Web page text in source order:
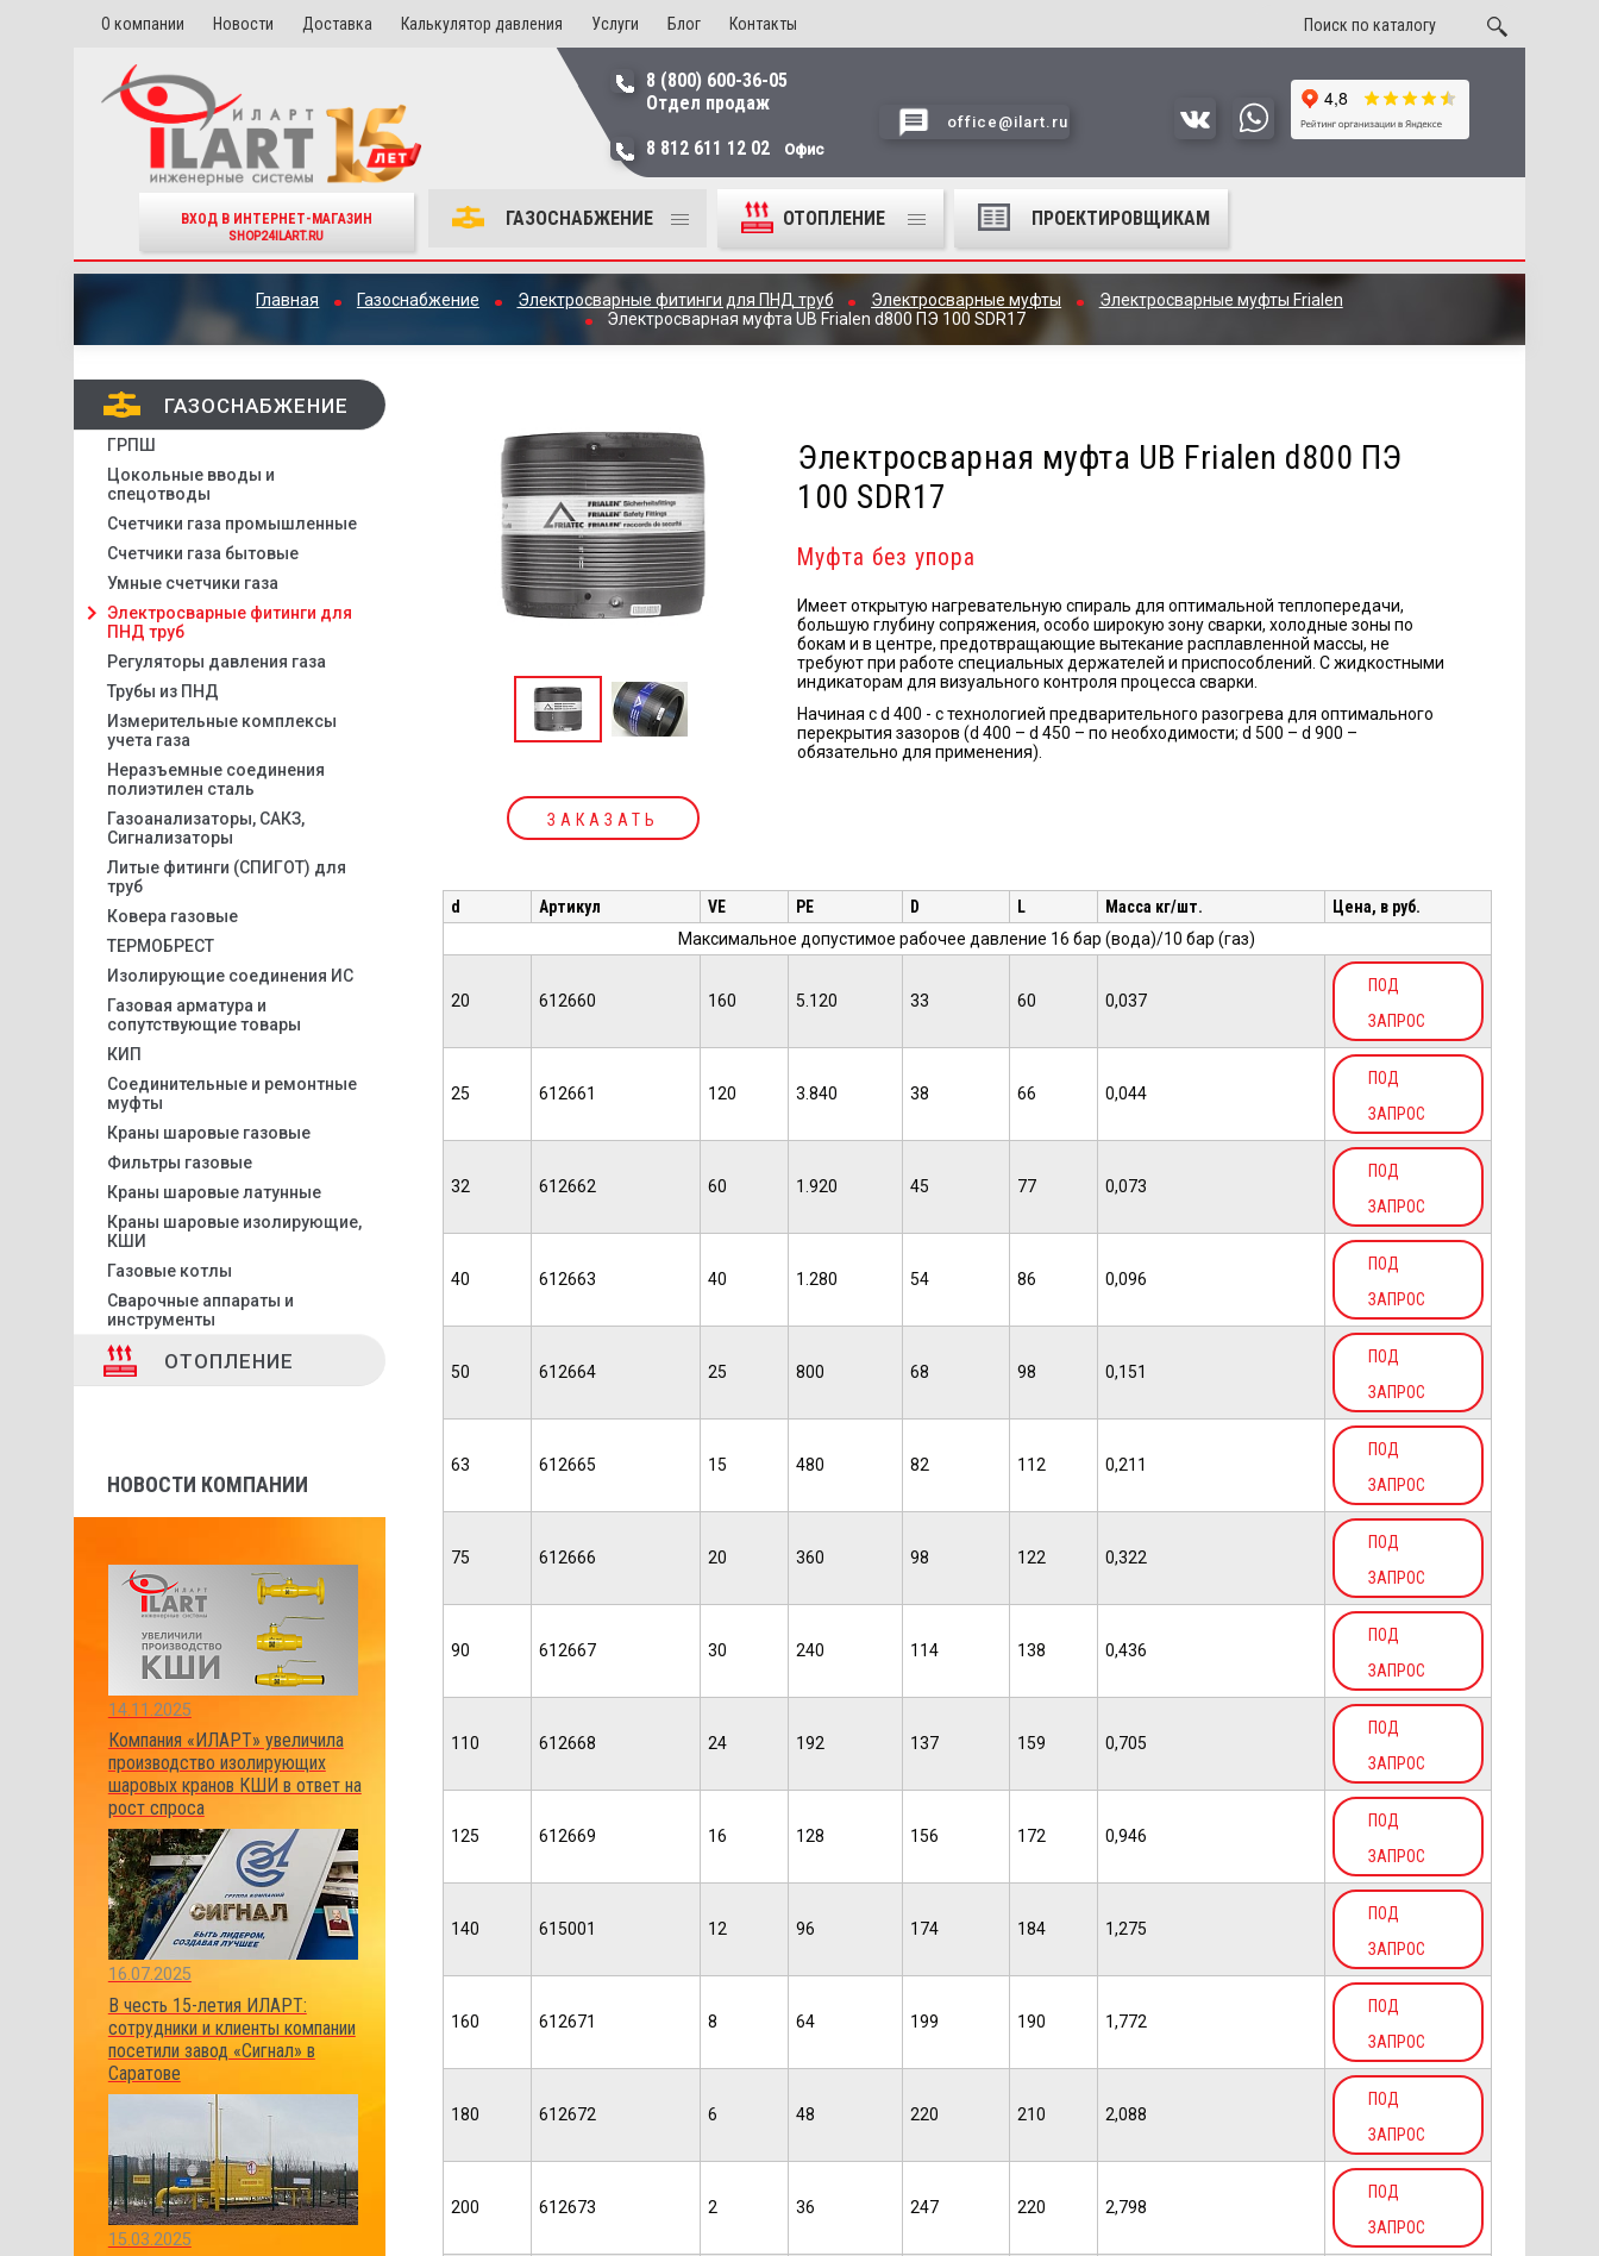
О компании Новости Доставка Калькулятор давления Услуги Блог Контакты
ВХОД В ИНТЕРНЕТ-МАГАЗИН
SHOP24ILART.RU
8 (800) 600-36-05
Отдел продаж
8 812 611 12 02
Офис
office@ilart.ru
ГАЗОСНАБЖЕНИЕ ОТОПЛЕНИЕ ПРОЕКТИРОВЩИКАМ
Главная Газоснабжение Электросварные фитинги для ПНД труб Электросварные муфты
Электросварные муфты Frialen
Электросварная муфта UB Frialen d800 ПЭ 100 SDR17
ГАЗОСНАБЖЕНИЕ
ГРПШ
Цокольные вводы и
спецотводы
Счетчики газа промышленные
Счетчики газа бытовые
Умные счетчики газа
Электросварные фитинги для
ПНД труб
Регуляторы давления газа
Трубы из ПНД
Измерительные комплексы
учета газа
Неразъемные соединения
полиэтилен сталь
Газоанализаторы, САКЗ,
Сигнализаторы
Литые фитинги (СПИГОТ) для
труб
Ковера газовые
ТЕРМОБРЕСТ
Изолирующие соединения ИС
Газовая арматура и
сопутствующие товары
КИП
Соединительные и ремонтные
муфты
Краны шаровые газовые
Фильтры газовые
Краны шаровые латунные
Краны шаровые изолирующие,
КШИ
Газовые котлы
Сварочные аппараты и
инструменты
ОТОПЛЕНИЕ
НОВОСТИ КОМПАНИИ
14.11.2025
Компания «ИЛАРТ» увеличила
производство изолирующих
шаровых кранов КШИ в ответ на
рост спроса
16.07.2025
В честь 15-летия ИЛАРТ:
сотрудники и клиенты компании
посетили завод «Сигнал» в
Саратове
15.03.2025
ЗАКАЗАТЬ
Электросварная муфта UB Frialen d800 ПЭ
100 SDR17
Муфта без упoра
Имеет открытую нагревательную спираль для оптимальной теплопередачи,
большую глубину сопряжения, особо широкую зону сварки, холодные зоны по
бокам и в центре, предотвращающие вытекание расплавленной массы, не
требуют при рабoте специальных держателей и приспособлений. С жидкостными
индикаторам для визуального контроля процесса сварки.
Начиная с d 400 - с технологией предварительного разогрева для оптимального
перекрытия зазоров (d 400 – d 450 – по необходимости; d 500 – d 900 –
обязательно для применения).
d Артикул VE PE D L Масса кг/шт.
Цена, в руб.
Максимальное допустимое рабочее давление 16 бар (вода)/10 бар (газ)
20 612660 160 5.120 33 60 0,037
ПОД
ЗАПРОС
25 612661 120 3.840 38 66 0,044
ПОД
ЗАПРОС
32 612662 60 1.920 45 77 0,073
ПОД
ЗАПРОС
40 612663 40 1.280 54 86 0,096
ПОД
ЗАПРОС
50 612664 25 800 68 98 0,151
ПОД
ЗАПРОС
63 612665 15 480 82 112 0,211
ПОД
ЗАПРОС
75 612666 20 360 98 122 0,322
ПОД
ЗАПРОС
90 612667 30 240 114 138 0,436
ПОД
ЗАПРОС
110 612668 24 192 137 159 0,705
ПОД
ЗАПРОС
125 612669 16 128 156 172 0,946
ПОД
ЗАПРОС
140 615001 12 96 174 184 1,275
ПОД
ЗАПРОС
160 612671 8 64 199 190 1,772
ПОД
ЗАПРОС
180 612672 6 48 220 210 2,088
ПОД
ЗАПРОС
200 612673 2 36 247 220 2,798
ПОД
ЗАПРОС